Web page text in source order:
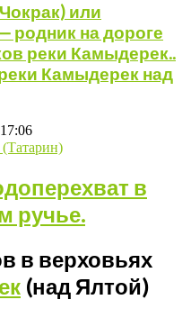
или
родник на дороге
реки Камыдерек..
Камыдерек над
в верховьях
(над Ялтой)